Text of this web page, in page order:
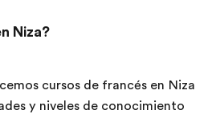
Niza?
cursos de francés en Niza
y niveles de conocimiento